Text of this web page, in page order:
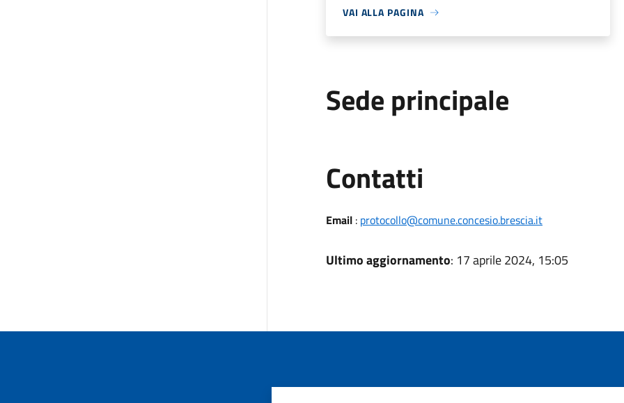
VAI ALLA PAGINA
Sede principale
Contatti
Email: protocollo@comune.concesio.brescia.it
Ultimo aggiornamento: 17 aprile 2024, 15:05